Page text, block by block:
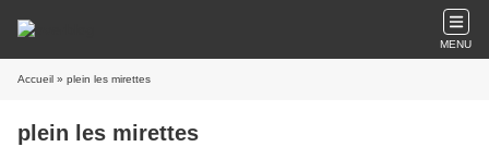
MENU
Accueil » plein les mirettes
plein les mirettes